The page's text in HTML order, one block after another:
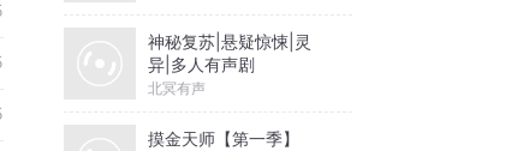
神秘复苏|悬疑惊悚|灵
异|多人有声剧
北冥有声
摸金天师【第一季】